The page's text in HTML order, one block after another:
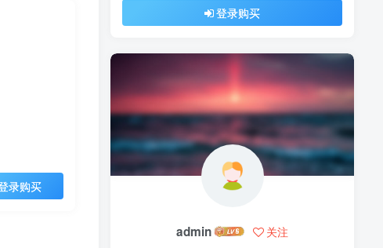
录购买
登录购买
admin 关注